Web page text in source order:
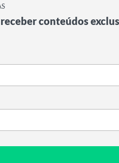
conteúdos